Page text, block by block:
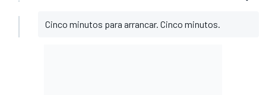
Cinco minutos para arrancar. Cinco minutos.